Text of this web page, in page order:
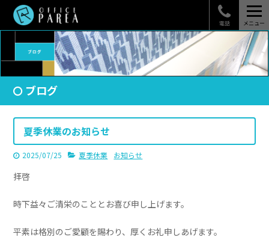
電話 メニュー
ブログ
夏季休業のお知らせ
2025/07/25 夏季休業 お知らせ
拝啓
時下益々ご清栄のこととお喜び申し上げます。
平素は格別のご愛顧を賜わり、厚くお礼申しあげます。